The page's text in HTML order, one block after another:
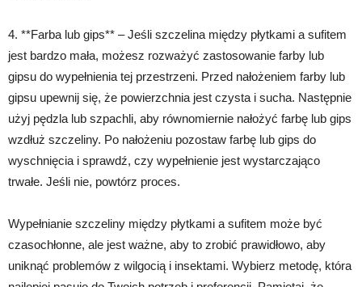
4. **Farba lub gips** – Jeśli szczelina między płytkami a sufitem
jest bardzo mała, możesz rozważyć zastosowanie farby lub
gipsu do wypełnienia tej przestrzeni. Przed nałożeniem farby lub
gipsu upewnij się, że powierzchnia jest czysta i sucha. Następnie
użyj pędzla lub szpachli, aby równomiernie nałożyć farbę lub gips
wzdłuż szczeliny. Po nałożeniu pozostaw farbę lub gips do
wyschnięcia i sprawdź, czy wypełnienie jest wystarczająco
trwałe. Jeśli nie, powtórz proces.
Wypełnianie szczeliny między płytkami a sufitem może być
czasochłonne, ale jest ważne, aby to zrobić prawidłowo, aby
uniknąć problemów z wilgocią i insektami. Wybierz metodę, która